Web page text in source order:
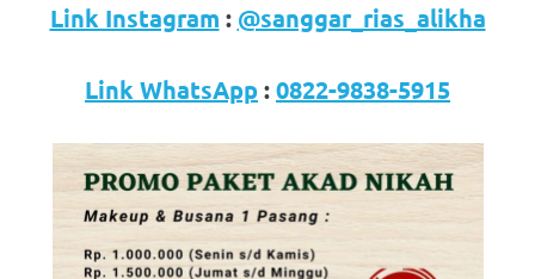
Wiht
Discount
replica
watches.
Link Instagram : @sanggar_rias_alikha
Link WhatsApp:0822-9838-5915